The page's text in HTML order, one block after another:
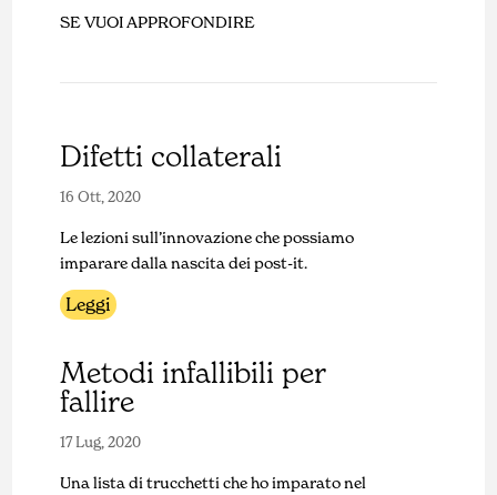
SE VUOI APPROFONDIRE
Difetti collaterali
16 Ott, 2020
Le lezioni sull’innovazione che possiamo
imparare dalla nascita dei post-it.
Leggi
Metodi infallibili per
fallire
17 Lug, 2020
Una lista di trucchetti che ho imparato nel